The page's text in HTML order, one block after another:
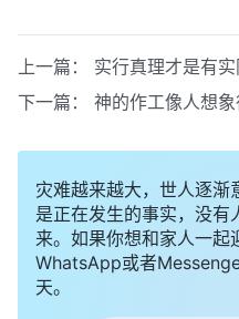
上一篇： 实行真理才是有
下一篇： 神的作工像人想象
灾难越来越大，世人逐渐
是正在发生的事实，没有
来。如果你想和家人一起
WhatsApp或者
天。